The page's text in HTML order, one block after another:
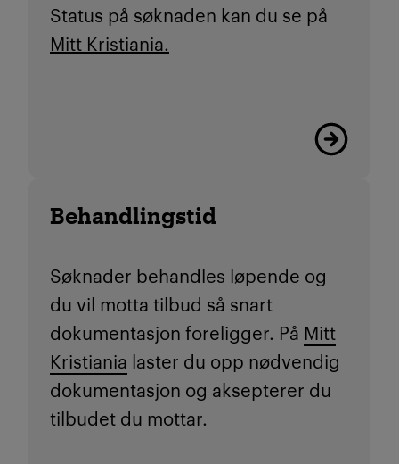
Status på søknaden kan du se på
Mitt Kristiania.
Les mer
Behandlingstid
Søknader behandles løpende og
du vil motta tilbud så snart
dokumentasjon foreligger. På Mitt
Kristiania laster du opp nødvendig
dokumentasjon og aksepterer du
tilbudet du mottar.